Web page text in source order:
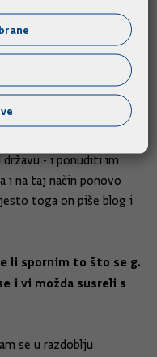
poslovne planove i
koju smo u veljači i
situacije i
stvari. A Todorić, koji
je podnijeti zahtjev
je Ivica Todorić, koji je
državu - i ponuditi im
i na taj način ponovo
toga on piše blog i
li spornim to što se g.
i vi možda susreli s
se u razdoblju